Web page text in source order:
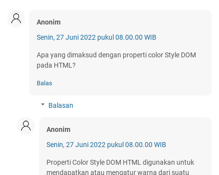
Anonim
Senin, 27 Juni 2022 pukul 08.00.00 WIB
Apa yang dimaksud dengan properti color Style DOM
pada HTML?
Balas
Balasan
Anonim
Senin, 27 Juni 2022 pukul 08.00.00 WIB
Properti Color Style DOM HTML digunakan untuk
mendapatkan atau mengatur warna dari suatu